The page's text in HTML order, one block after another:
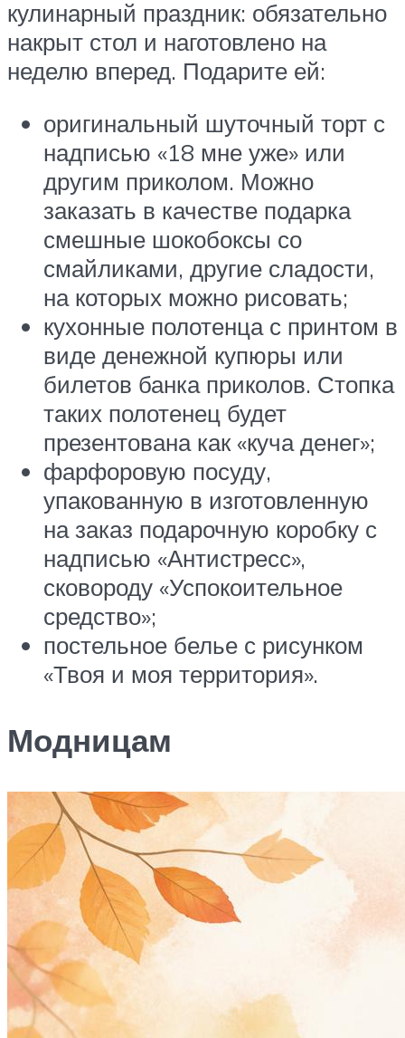
кулинарный праздник: обязательно
накрыт стол и наготовлено на
неделю вперед. Подарите ей:
оригинальный шуточный торт с
надписью «18 мне уже» или
другим приколом. Можно
заказать в качестве подарка
смешные шокобоксы со
смайликами, другие сладости,
на которых можно рисовать;
кухонные полотенца с принтом в
виде денежной купюры или
билетов банка приколов. Стопка
таких полотенец будет
презентована как «куча денег»;
фарфоровую посуду,
упакованную в изготовленную
на заказ подарочную коробку с
надписью «Антистресс»,
сковороду «Успокоительное
средство»;
постельное белье с рисунком
«Твоя и моя территория».
Модницам